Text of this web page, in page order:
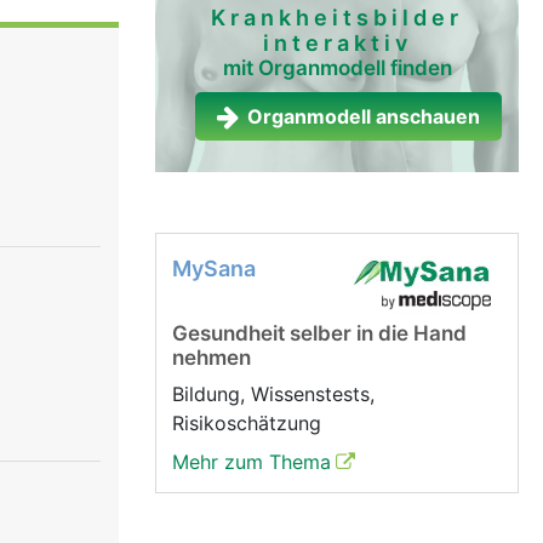
der
stossen
wird.
Krankheitsbilder
interaktiv
mit Organmodell finden
Organmodell anschauen
MySana
Gesundheit selber in die Hand
nehmen
Bildung, Wissenstests,
Risikoschätzung
Mehr zum Thema